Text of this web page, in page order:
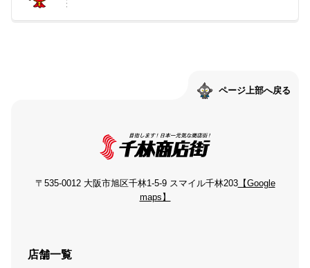
ページ上部へ戻る
〒535-0012 大阪市旭区千林1-5-9 スマイル千林203【Google
maps】
店舗一覧